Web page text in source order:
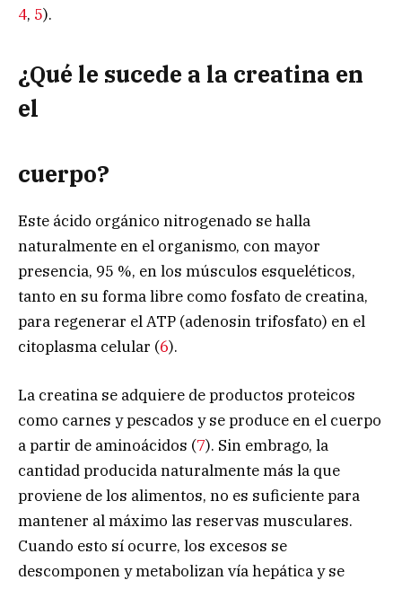
4, 5).
¿Qué le sucede a la creatina en
el
cuerpo?
Este ácido orgánico nitrogenado se halla
naturalmente en el organismo, con mayor
presencia, 95 %, en los músculos esqueléticos,
tanto en su forma libre como fosfato de creatina,
para regenerar el ATP (adenosin trifosfato) en el
citoplasma celular (6).
La creatina se adquiere de productos proteicos
como carnes y pescados y se produce en el cuerpo
a partir de aminoácidos (7). Sin embrago, la
cantidad producida naturalmente más la que
proviene de los alimentos, no es suficiente para
mantener al máximo las reservas musculares.
Cuando esto sí ocurre, los excesos se
descomponen y metabolizan vía hepática y se